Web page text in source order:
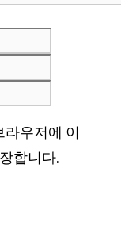
라우저에 이
합니다.